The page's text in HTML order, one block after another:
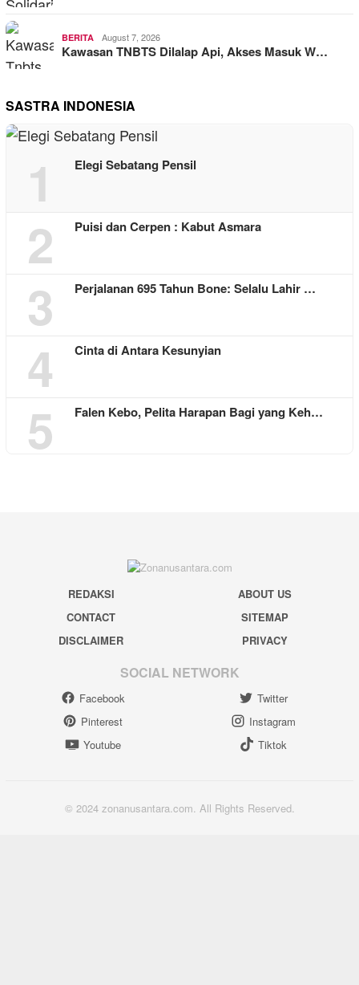
BERITA August 7, 2026
Kawasan TNBTS Dilalap Api, Akses Masuk W…
SASTRA INDONESIA
1 Elegi Sebatang Pensil
2 Puisi dan Cerpen : Kabut Asmara
3 Perjalanan 695 Tahun Bone: Selalu Lahir …
4 Cinta di Antara Kesunyian
5 Falen Kebo, Pelita Harapan Bagi yang Keh…
REDAKSI
ABOUT US
CONTACT
SITEMAP
DISCLAIMER
PRIVACY
SOCIAL NETWORK
Facebook
Twitter
Pinterest
Instagram
Youtube
Tiktok
© 2024 zonanusantara.com. All Rights Reserved.